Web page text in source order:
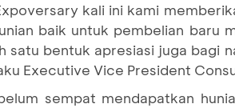
kali ini kami
baik untuk pembelian baru
satu bentuk apresiasi juga bagi
Executive Vice President
sempat mendapatkan